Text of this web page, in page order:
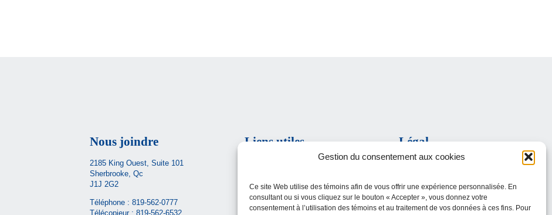
Gestion du consentement aux cookies
Ce site Web utilise des témoins afin de vous offrir une expérience personnalisée. En
consultant ou si vous cliquez sur le bouton « Accepter », vous donnez votre
consentement à l’utilisation des témoins et au traitement de vos données à ces fins. Pour
Nous joindre
2185 King Ouest, Suite 101
Sherbrooke, Qc
J1J 2G2
Téléphone :819-562-0777
Télécopieur : 819-562-6532
Liens utiles
Ministère de la santé et des services
sociaux
CIUSSS de l’Estrie
Légal